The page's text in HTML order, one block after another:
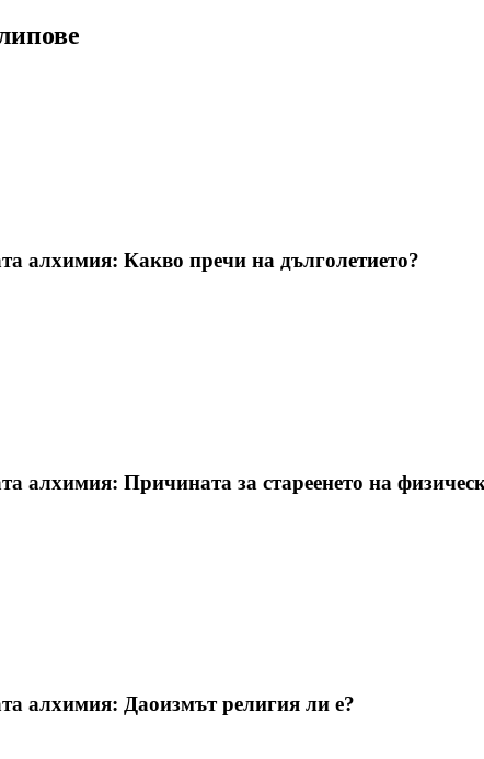
алхимия: Какво пречи на дълголетието?
алхимия: Причината за стареенето на
алхимия: Даоизмът религия ли е?